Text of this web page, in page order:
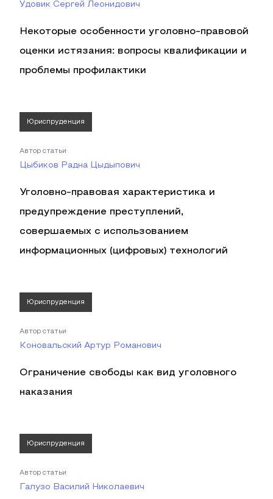
Удовик Сергей Леонидович
Некоторые особенности уголовно-правовой
оценки истязания: вопросы квалификации и
проблемы профилактики
Юриспруденция
Автор статьи
Цыбиков Радна Цыдыпович
Уголовно-правовая характеристика и
предупреждение преступлений,
совершаемых с использованием
информационных (цифровых) технологий
Юриспруденция
Автор статьи
Коновальский Артур Романович
Ограничение свободы как вид уголовного
наказания
Юриспруденция
Автор статьи
Галузо Василий Николаевич